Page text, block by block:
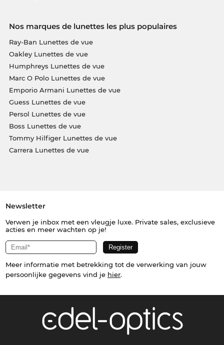
Nos marques de lunettes les plus populaires
Ray-Ban Lunettes de vue
Oakley Lunettes de vue
Humphreys Lunettes de vue
Marc O Polo Lunettes de vue
Emporio Armani Lunettes de vue
Guess Lunettes de vue
Persol Lunettes de vue
Boss Lunettes de vue
Tommy Hilfiger Lunettes de vue
Carrera Lunettes de vue
Newsletter
Verwen je inbox met een vleugje luxe. Private sales, exclusieve
acties en meer wachten op je!
Meer informatie met betrekking tot de verwerking van jouw
persoonlijke gegevens vind je hier.